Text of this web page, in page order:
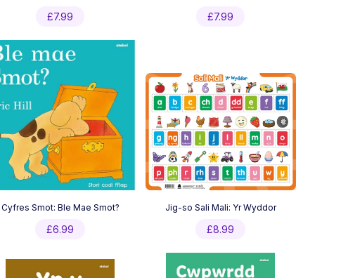
£7.99 £7.99
Cyfres Smot: Ble Mae Smot?
£6.99
Jig-so Sali Mali: Yr Wyddor
£8.99